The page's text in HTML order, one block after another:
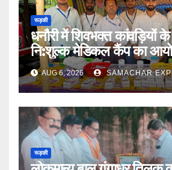
रूड़की
धनौरी में शिवभक्त कांवड़ियों के
नि:शुल्क मेडिकल कैंप का
AUG 6, 2026 SAMACHAR
रूड़की